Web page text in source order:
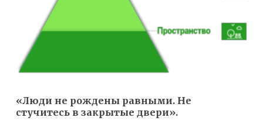
«Люди не рождены равными. Не
стучитесь в закрытые двери».